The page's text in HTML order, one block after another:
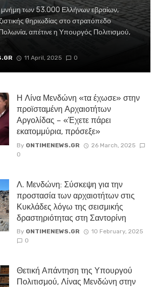
μνήμη των 53.000 Ελλήνων εβραίων,
θηριωδίας στο στρατόπεδο
απέτινε η Υπουργός Πολιτισμού,
11 April, 2025 0
Η Λίνα Μενδώνη «τα έχωσε» στην
προϊσταμένη Αρχαιοτήτων
Αργολίδας – «Έχετε πάρει
εκατομμύρια, πρόσεξε»
By ONTIMENEWS.GR
26 March, 2025
0
Λ. Μενδώνη: Σύσκεψη για την
προστασία των αρχαιοτήτων στις
Κυκλάδες λόγω της σεισμικής
δραστηριότητας στη Σαντορίνη
By ONTIMENEWS.GR
10 February, 2025
0
Θετική Απάντηση της Υπουργού
Πολιτισμού, Λίνας Μενδώνη στην